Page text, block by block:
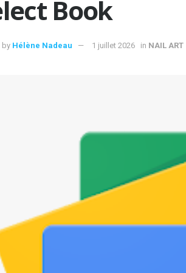
Book
by Hélène Nadeau 1 juillet 2026 in NAIL ART